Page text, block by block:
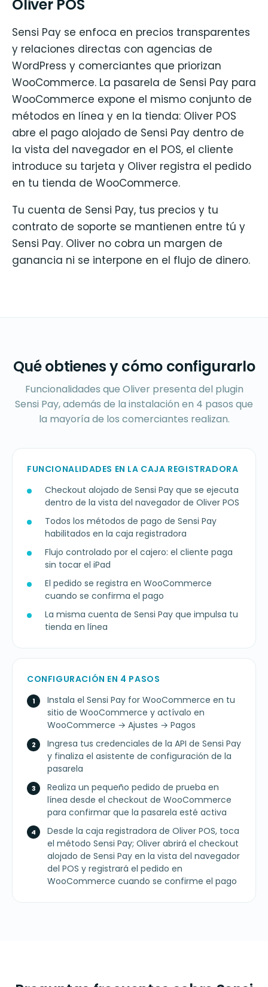
Oliver POS
Sensi Pay se enfoca en precios transparentes
y relaciones directas con agencias de
WordPress y comerciantes que priorizan
WooCommerce. La pasarela de Sensi Pay para
WooCommerce expone el mismo conjunto de
métodos en línea y en la tienda: Oliver POS
abre el pago alojado de Sensi Pay dentro de
la vista del navegador en el POS, el cliente
introduce su tarjeta y Oliver registra el pedido
en tu tienda de WooCommerce.
Tu cuenta de Sensi Pay, tus precios y tu
contrato de soporte se mantienen entre tú y
Sensi Pay. Oliver no cobra un margen de
ganancia ni se interpone en el flujo de dinero.
Qué obtienes y cómo configurarlo
Funcionalidades que Oliver presenta del plugin
Sensi Pay, además de la instalación en 4 pasos que
la mayoría de los comerciantes realizan.
FUNCIONALIDADES EN LA CAJA REGISTRADORA
Checkout alojado de Sensi Pay que se ejecuta
dentro de la vista del navegador de Oliver POS
Todos los métodos de pago de Sensi Pay
habilitados en la caja registradora
Flujo controlado por el cajero: el cliente paga
sin tocar el iPad
El pedido se registra en WooCommerce
cuando se confirma el pago
La misma cuenta de Sensi Pay que impulsa tu
tienda en línea
CONFIGURACIÓN EN 4 PASOS
Instala el Sensi Pay for WooCommerce en tu
sitio de WooCommerce y actívalo en
WooCommerce → Ajustes → Pagos
Ingresa tus credenciales de la API de Sensi Pay
y finaliza el asistente de configuración de la
pasarela
Realiza un pequeño pedido de prueba en
línea desde el checkout de WooCommerce
para confirmar que la pasarela esté activa
Desde la caja registradora de Oliver POS, toca
el método Sensi Pay; Oliver abrirá el checkout
alojado de Sensi Pay en la vista del navegador
del POS y registrará el pedido en
WooCommerce cuando se confirme el pago